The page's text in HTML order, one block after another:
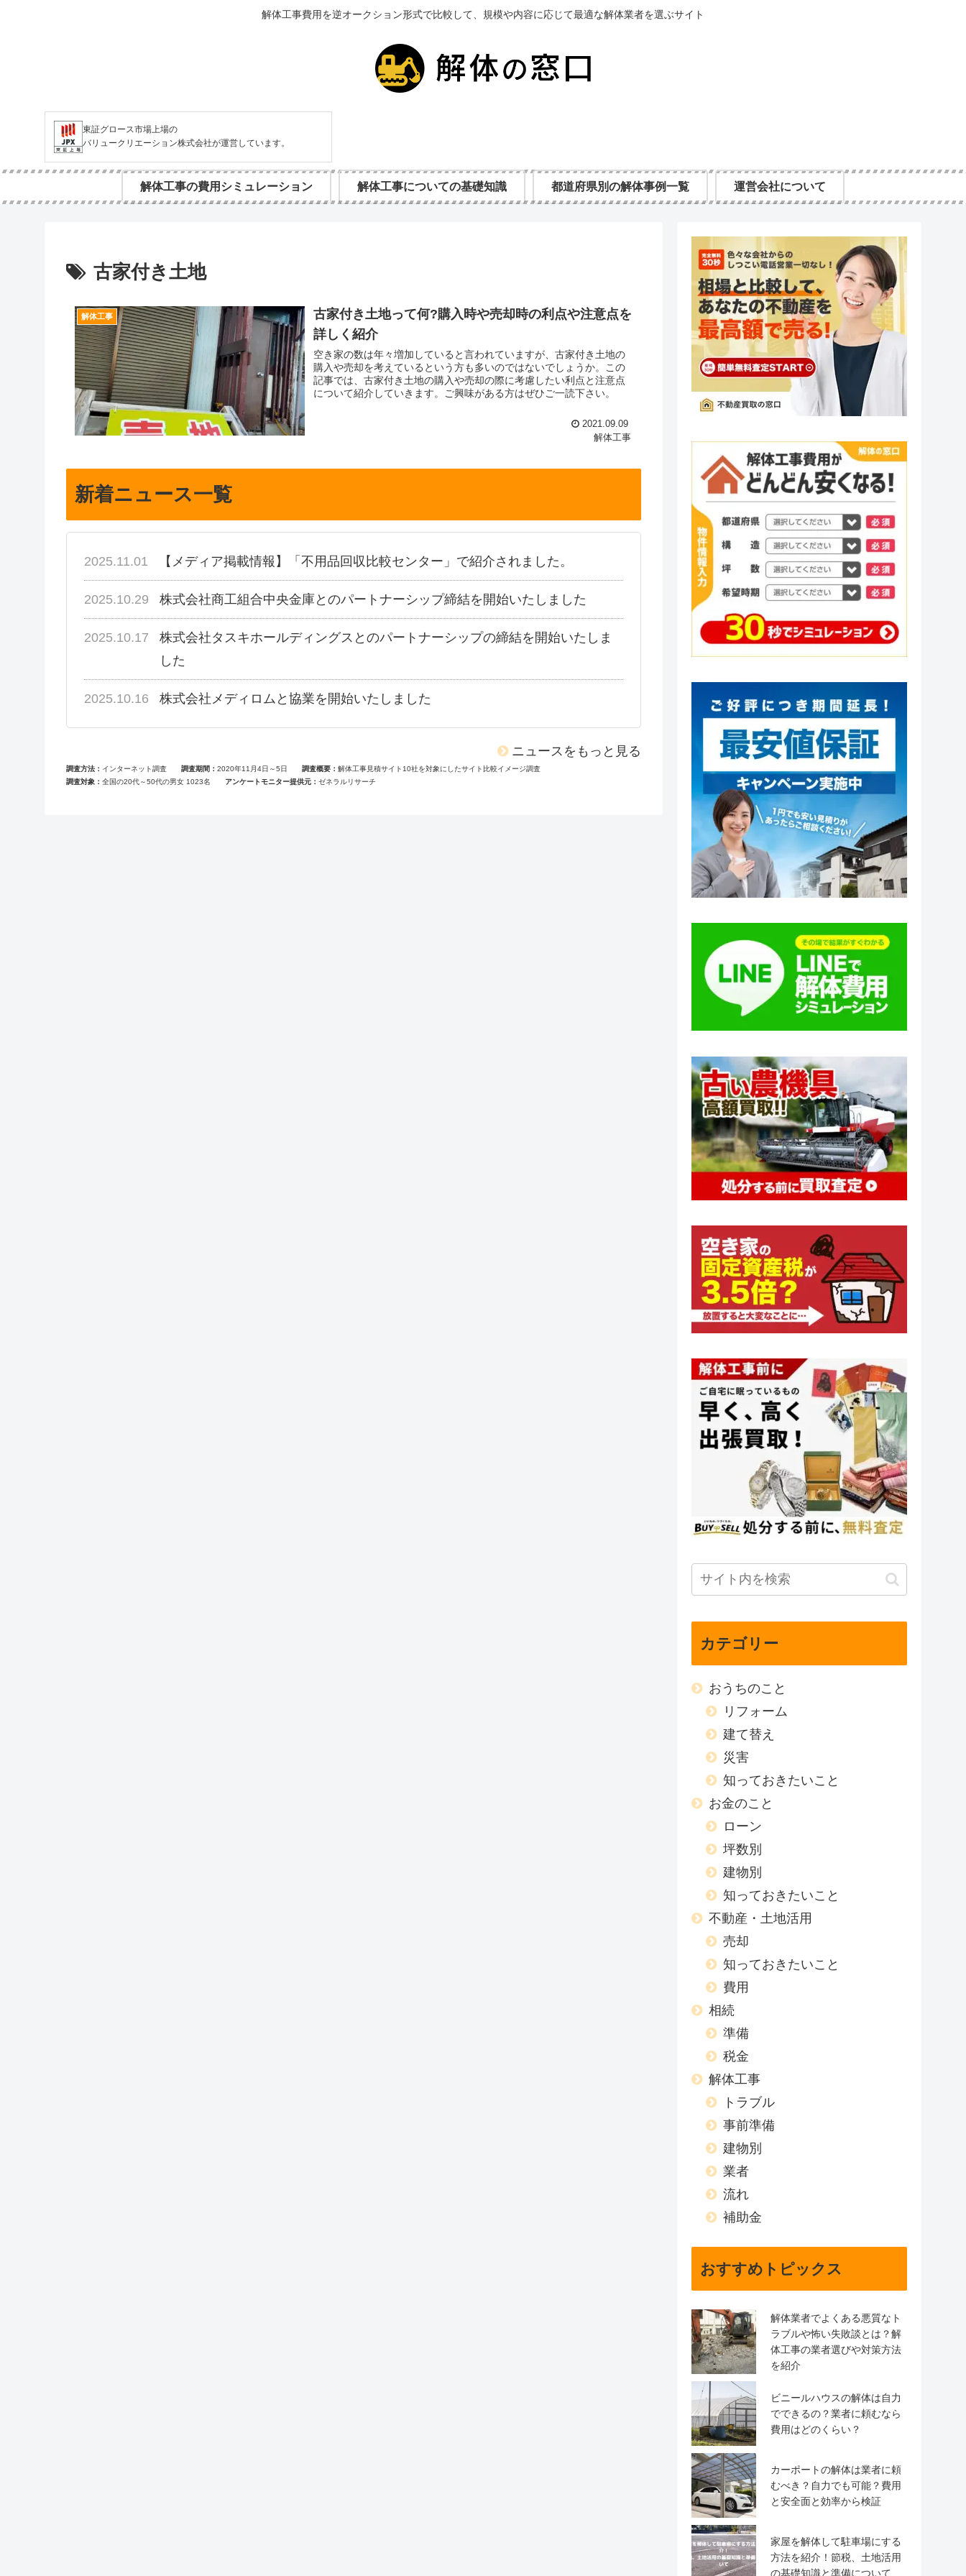
解体工事費用を逆オークション形式で比較して、規模や内容に応じて最適な解体業者を選ぶサイト
東証グロース市場上場の
バリュークリエーション株式会社が運営しています。
解体工事の費用シミュレーション 解体工事についての基礎知識 都道府県別の解体事例一覧 運営会社について
古家付き土地
解体工事
古家付き土地って何?購入時や売却時の利点や注意点を
詳しく紹介
空き家の数は年々増加していると言われていますが、古家付き土地の
購入や売却を考えているという方も多いのではないでしょうか。この
記事では、古家付き土地の購入や売却の際に考慮したい利点と注意点
について紹介していきます。ご興味がある方はぜひご一読下さい。
2021.09.09
解体工事
新着ニュース一覧
2025.11.01 【メディア掲載情報】「不用品回収比較センター」で紹介されました。
2025.10.29 株式会社商工組合中央金庫とのパートナーシップ締結を開始いたしました
2025.10.17
株式会社タスキホールディングスとのパートナーシップの締結を開始いたしま
した
2025.10.16 株式会社メディロムと協業を開始いたしました
ニュースをもっと見る
調査方法 インターネット調査 調査期間 2020年11月4日～5日 調査概要
解体工事見積サイト10社を対象にしたサイト比較イメージ調査
調査対象
全国の20代～50代の男女 1023名 アンケートモニター提供元 ゼネラルリサーチ
カテゴリー
おうちのこと
リフォーム
建て替え
災害
知っておきたいこと
お金のこと
ローン
坪数別
建物別
知っておきたいこと
不動産・土地活用
売却
知っておきたいこと
費用
相続
準備
税金
解体工事
トラブル
事前準備
建物別
業者
流れ
補助金
おすすめトピックス
解体業者でよくある悪質なト
ラブルや怖い失敗談とは？解
体工事の業者選びや対策方法
を紹介
ビニールハウスの解体は自力
でできるの？業者に頼むなら
費用はどのくらい？
カーポートの解体は業者に頼
むべき？自力でも可能？費用
と安全面と効率から検証
家屋を解体して駐車場にする
方法を紹介！節税、土地活用
の基礎知識と準備について